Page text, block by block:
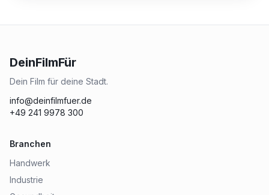
DeinFilmFür
Dein Film für deine Stadt.
info@deinfilmfuer.de
+49 241 9978 300
Branchen
Handwerk
Industrie